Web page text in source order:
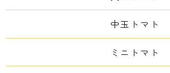
中玉トマト
ミニトマト